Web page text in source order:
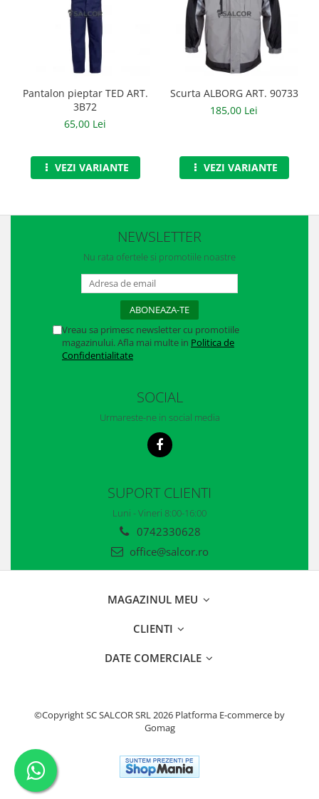
Manusi zale
Imbracaminte Outdoor
Incaltaminte Outdoor
Curatenie si igiena
Sepci
Pantalon pieptar TED ART.
3B72
65,00 Lei
VEZI VARIANTE
Scurta ALBORG ART. 90733
185,00 Lei
VEZI VARIANTE
NEWSLETTER
Nu rata ofertele si promotiile noastre
Vreau sa primesc newsletter cu promotiile
magazinului. Afla mai multe in Politica de
Confidentialitate
SOCIAL
Urmareste-ne in social media
SUPORT CLIENTI
Luni - Vineri 8:00-16:00
0742330628
office@salcor.ro
MAGAZINUL MEU
CLIENTI
DATE COMERCIALE
©Copyright SC SALCOR SRL 2026 Platforma E-commerce by
Gomag